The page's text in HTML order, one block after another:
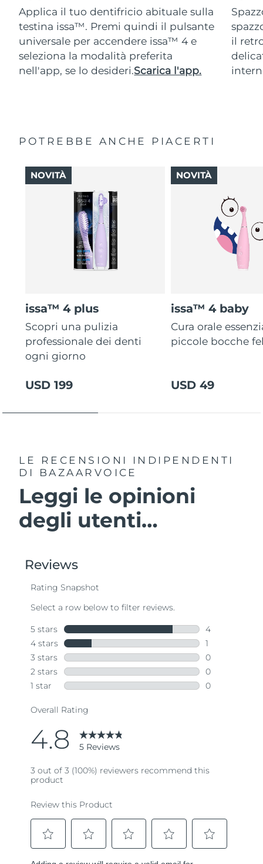
Applica il tuo dentifricio abituale sulla
testina issa™. Premi quindi il pulsante
universale per accendere issa™ 4 e
seleziona la modalità preferita
nell'app, se lo desideri.Scarica l'app.
il
POTREBBE ANCHE PIACERTI
issa™ 4 plus
Scopri una pulizia
professionale dei denti
ogni giorno
USD 199
NOVITÀ
issa™ 4 baby
Cura orale
piccole bocche
USD 49
NOVITÀ
LE RECENSIONI INDIPENDENTI
DI BAZAARVOICE
Leggi le opinioni
degli utenti…